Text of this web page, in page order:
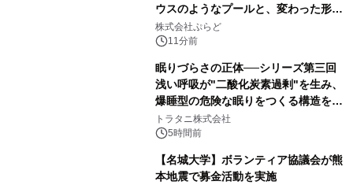
ウスのようなプールと、変わった形の
サウナも 「THE BOXY AWAJI」のお
得な素泊まり連泊プランで
株式会社ぷらど
11分前
眠りづらさの正体──シリーズ第三回
浅い呼吸が"二酸化炭素過剰"を生み、
爆睡型の危険な眠りをつくる構造を解
説
トラタニ株式会社
5時間前
【名城大学】ボランティア協議会が熊
本地震で募金活動を実施